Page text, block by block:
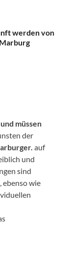
werden von
müssen
der
auf
und
sind
ebenso wie